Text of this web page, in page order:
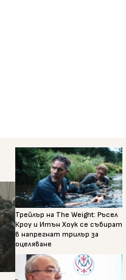
Трейлър на The Weight: Ръсел
Кроу и Итън Хоук се събират
в напрегнат трилър за
оцеляване